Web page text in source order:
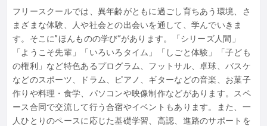
フリースクールでは、異年齢がともに過ごし育ちあう環境、さ
まざまな体験、人や社会との出会いを通して、学んでいきま
す。そこに”ほんものの学び”があります。「シリーズ人間」
「ようこそ先輩」「いろいろタイム」「しごと体験」「子ども
の権利」など特色あるプログラム、フットサル、卓球、バスケ
などのスポーツ、ドラム、ピアノ、ギターなどの音楽、お菓子
作りや料理・食学、パソコンや映像制作などがあります。スペ
ース合同で交流して行う合宿やイベントもあります。また、一
人ひとりのペースに応じた基礎学習、高認、進路のサポートを